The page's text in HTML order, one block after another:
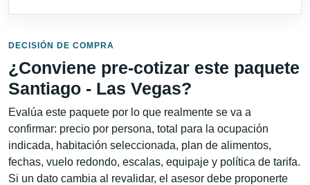
DECISIÓN DE COMPRA
¿Conviene pre-cotizar este paquete
Santiago - Las Vegas?
Evalúa este paquete por lo que realmente se va a
confirmar: precio por persona, total para la ocupación
indicada, habitación seleccionada, plan de alimentos,
fechas, vuelo redondo, escalas, equipaje y política de tarifa.
Si un dato cambia al revalidar, el asesor debe proponerte